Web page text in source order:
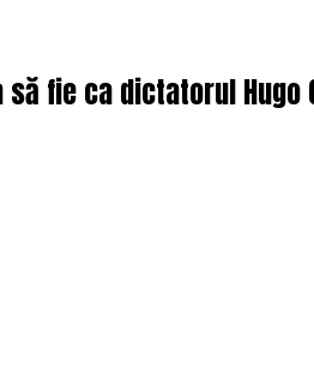
să fie ca dictatorul